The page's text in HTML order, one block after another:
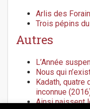
Arlis des
Trois pépins
Autres
L’Année
Nous qui
Kadath,
inconnue
Ainsi naissent